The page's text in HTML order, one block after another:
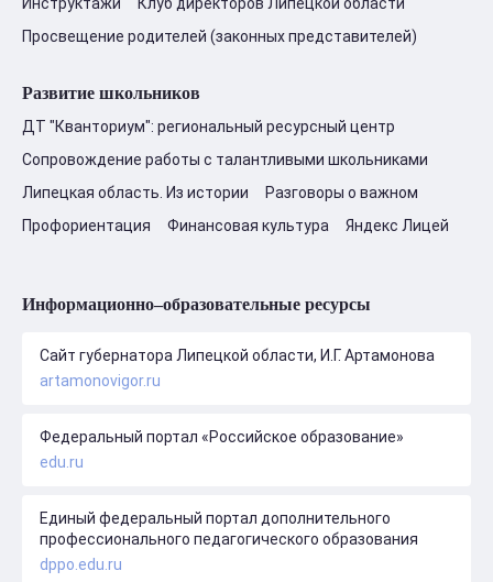
Просвещение родителей (законных представителей)
Развитие школьников
ДТ "Кванториум": региональный ресурсный центр
Сопровождение работы с талантливыми школьниками
Липецкая область. Из истории
Разговоры о важном
Профориентация
Финансовая культура Яндекс Лицей
Информационно–образовательные ресурсы
Сайт губернатора Липецкой области, И.Г. Артамонова
artamonovigor.ru
Федеральный портал «Российское образование»
edu.ru
Единый федеральный портал дополнительного
профессионального педагогического образования
dppo.edu.ru